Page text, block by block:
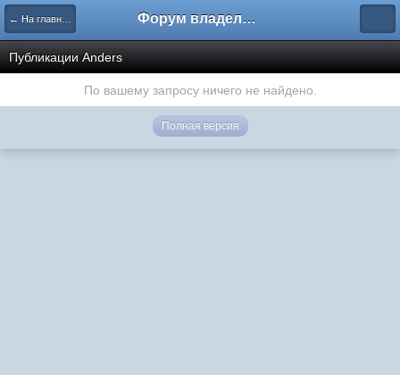
← На главную Форум владельцев интернет-магазинов
Публикации Anders
По вашему запросу ничего не найдено.
Полная версия